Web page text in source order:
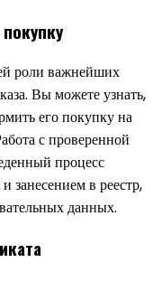
роли важнейших
Вы можете узнать,
его покупку на
с проверенной
процесс
занесением в реестр,
данных.